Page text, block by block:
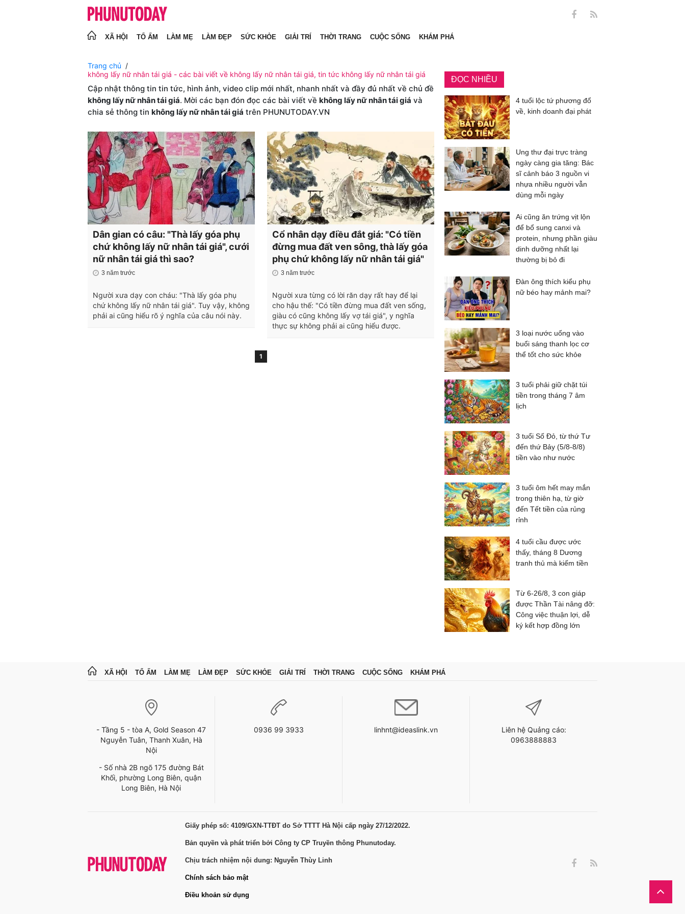
XÃ HỘI TỔ ẤM LÀM MẸ LÀM ĐẸP SỨC KHỎE GIẢI TRÍ THỜI TRANG CUỘC SỐNG KHÁM PHÁ
Trang chủ
không lấy nữ nhân tái giá - các bài viết về không lấy nữ nhân tái giá, tin tức không lấy nữ nhân tái giá
Cập nhật thông tin tin tức, hình ảnh, video clip mới nhất, nhanh nhất và đầy đủ nhất về chủ đề
không lấy nữ nhân tái giá. Mời các bạn đón đọc các bài viết về không lấy nữ nhân tái giá và
chia sẻ thông tin không lấy nữ nhân tái giá trên PHUNUTODAY.VN
Dân gian có câu: "Thà lấy góa phụ
chứ không lấy nữ nhân tái giá", cưới
nữ nhân tái giá thì sao?
3 năm trước
Người xưa dạy con cháu: "Thà lấy góa phụ
chứ không lấy nữ nhân tái giá". Tuy vậy, không
phải ai cũng hiểu rõ ý nghĩa của câu nói này.
Cổ nhân dạy điều đắt giá: "Có tiền
đừng mua đất ven sông, thà lấy góa
phụ chứ không lấy nữ nhân tái giá"
3 năm trước
Người xưa từng có lời răn dạy rất hay để lại
cho hậu thế: "Có tiền đừng mua đất ven sống,
giàu có cũng không lấy vợ tái giá", y nghĩa
thực sự không phải ai cũng hiểu được.
1
ĐỌC NHIỀU
4 tuổi lộc tứ phương đổ
về, kinh doanh đại phát
Ung thư đại trực tràng
ngày càng gia tăng: Bác
sĩ cảnh báo 3 nguồn vi
nhựa nhiều người vẫn
dùng mỗi ngày
Ai cũng ăn trứng vịt lộn
để bổ sung canxi và
protein, nhưng phần giàu
dinh dưỡng nhất lại
thường bị bỏ đi
Đàn ông thích kiểu phụ
nữ béo hay mảnh mai?
3 loại nước uống vào
buổi sáng thanh lọc cơ
thể tốt cho sức khỏe
3 tuổi phải giữ chặt túi
tiền trong tháng 7 âm
lịch
3 tuổi Số Đỏ, từ thứ Tư
đến thứ Bảy (5/8-8/8)
tiền vào như nước
3 tuổi ôm hết may mắn
trong thiên hạ, từ giờ
đến Tết tiền của rủng
rỉnh
4 tuổi cầu được ước
thấy, tháng 8 Dương
tranh thủ mà kiếm tiền
Từ 6-26/8, 3 con giáp
được Thần Tài nâng đỡ:
Công việc thuận lợi, dễ
ký kết hợp đồng lớn
XÃ HỘI TỔ ẤM LÀM MẸ LÀM ĐẸP SỨC KHỎE GIẢI TRÍ THỜI TRANG CUỘC SỐNG KHÁM PHÁ
- Tầng 5 - tòa A, Gold Season 47
Nguyễn Tuân, Thanh Xuân, Hà
Nội
- Số nhà 2B ngõ 175 đường Bát
Khối, phường Long Biên, quận
Long Biên, Hà Nội
0936 99 3933 linhnt@ideaslink.vn
Liên hệ Quảng cáo:
0963888883
Giấy phép số: 4109/GXN-TTĐT do Sở TTTT Hà Nội cấp ngày 27/12/2022.
Bản quyền và phát triển bởi Công ty CP Truyền thông Phunutoday.
Chịu trách nhiệm nội dung: Nguyễn Thùy Linh
Chính sách bảo mật
Điều khoản sử dụng